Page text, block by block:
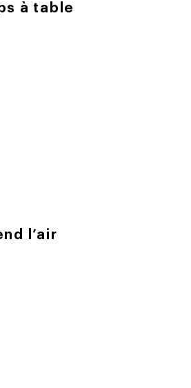
à table
l’air